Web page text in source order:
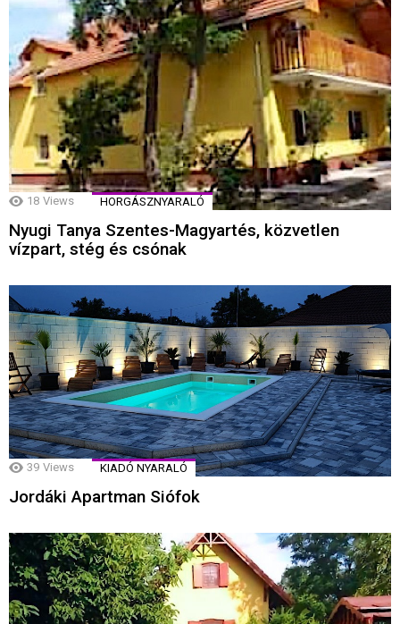
18 Views HORGÁSZNYARALÓ
Nyugi Tanya Szentes-Magyartés, közvetlen
vízpart, stég és csónak
39 Views KIADÓ NYARALÓ
Jordáki Apartman Siófok